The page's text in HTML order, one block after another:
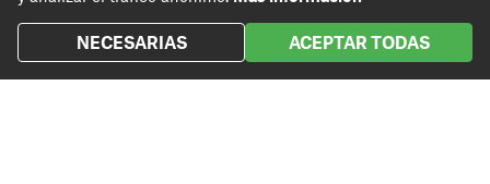
Contribuimos
Contacto
Linkedin
Instagram
NECESARIAS ACEPTAR TODAS